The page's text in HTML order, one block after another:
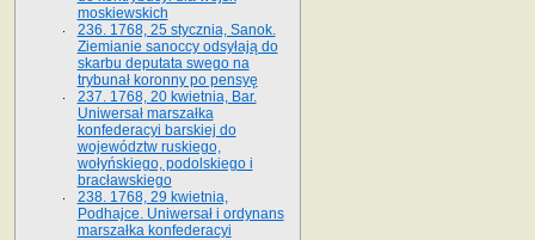
moskiewskich
236. 1768, 25 stycznia, Sanok.
Ziemianie sanoccy odsyłają do
skarbu deputata swego na
trybunał koronny po pensyę
237. 1768, 20 kwietnia, Bar.
Uniwersał marszałka
konfederacyi barskiej do
województw ruskiego,
wołyńskiego, podolskiego i
bracławskiego
238. 1768, 29 kwietnia,
Podhajce. Uniwersał i ordynans
marszałka konfederacyi